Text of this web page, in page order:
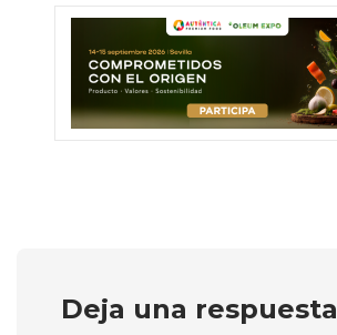
Deja una respuesta